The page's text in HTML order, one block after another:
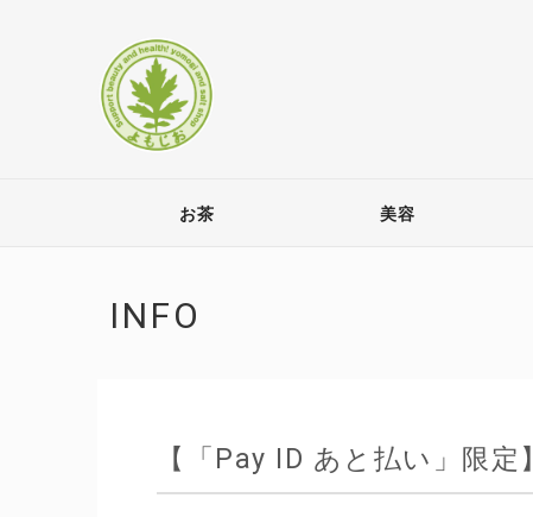
お茶 美容
INFO
【「Pay ID あと払い」限